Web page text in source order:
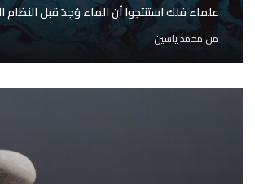
علماء فلك استنتجوا أن الماء وُجِدَ قبل
من محمد ياسين